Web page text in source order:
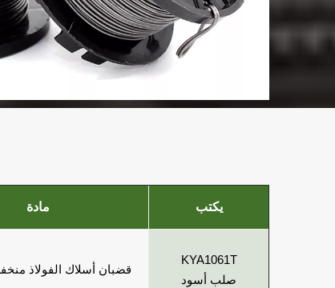
يكتب مادة
KYA1061T
صلب أسود
قضبان أسلاك الفولاذ